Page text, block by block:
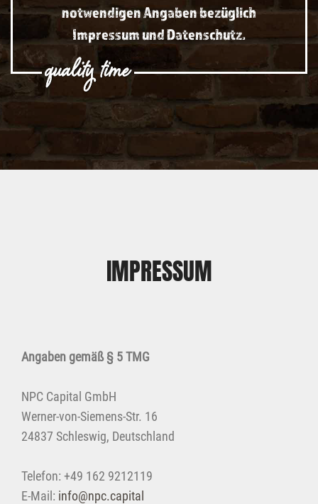
notwendigen Angaben bezüglich
Impressum und Datenschutz.
IMPRESSUM
Angaben gemäß § 5 TMG
NPC Capital GmbH
Werner-von-Siemens-Str. 16
24837 Schleswig, Deutschland
Telefon: +49 162 9212119
E-Mail: info@npc.capital